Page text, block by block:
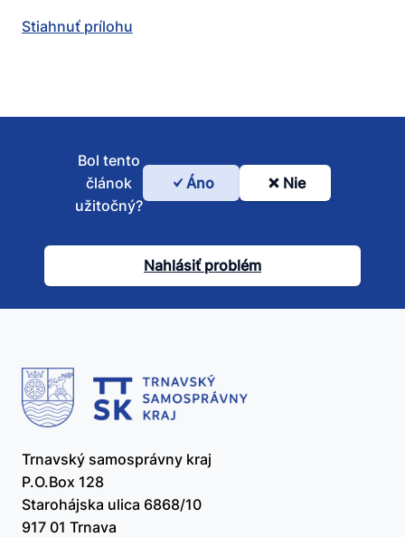
Stiahnuť prílohu
Bol
článok
užitočný?
Bol tento
článok
užitočný?
Áno Nie
Nahlásiť problém
Trnavský samosprávny kraj
P.O.Box 128
Starohájska ulica 6868/10
917 01 Trnava